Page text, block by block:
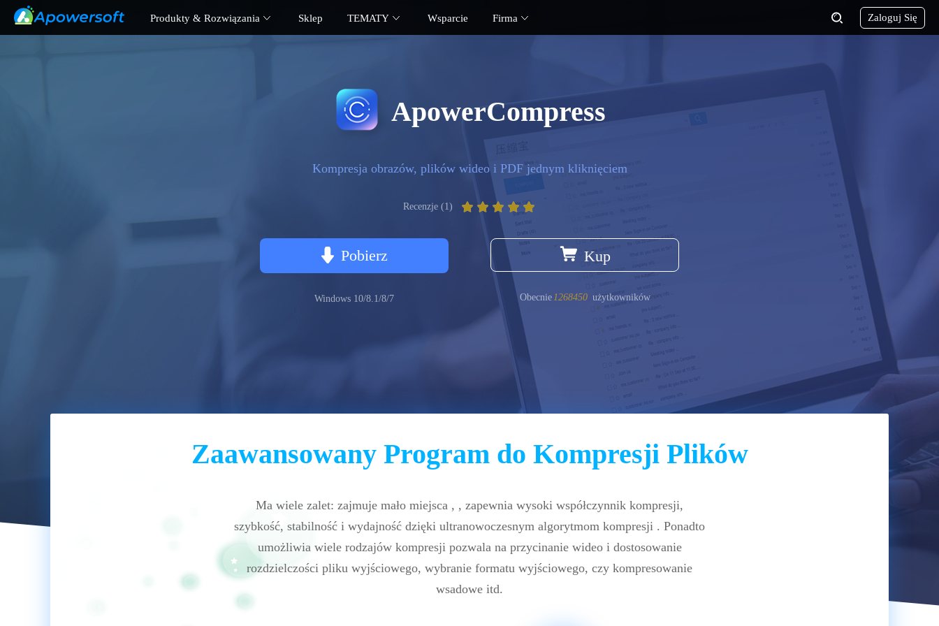
Produkty & Rozwiązania Sklep TEMATY Wsparcie Firma Zaloguj Się
ApowerCompress
Kompresja obrazów, plików wideo i PDF jednym kliknięciem
Recenzje (1)
Pobierz
Windows 10/8.1/8/7
Kup
Obecnie 1268450 użytkowników
Zaawansowany Program do Kompresji Plików
Ma wiele zalet: zajmuje mało miejsca , , zapewnia wysoki współczynnik kompresji,
szybkość, stabilność i wydajność dzięki ultranowoczesnym algorytmom kompresji . Ponadto
umożliwia wiele rodzajów kompresji pozwala na przycinanie wideo i dostosowanie
rozdzielczości pliku wyjściowego, wybranie formatu wyjściowego, czy kompresowanie
wsadowe itd.